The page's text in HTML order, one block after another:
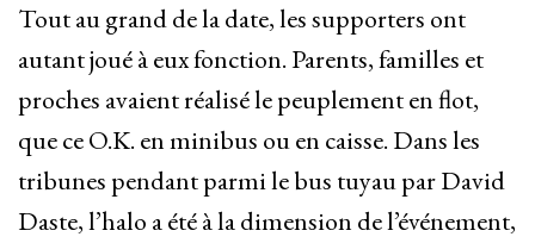
Tout au grand de la date, les supporters ont
autant joué à eux fonction. Parents, familles et
proches avaient réalisé le peuplement en flot,
que ce O.K. en minibus ou en caisse. Dans les
tribunes pendant parmi le bus tuyau par David
Daste, l’halo a été à la dimension de l’événement,